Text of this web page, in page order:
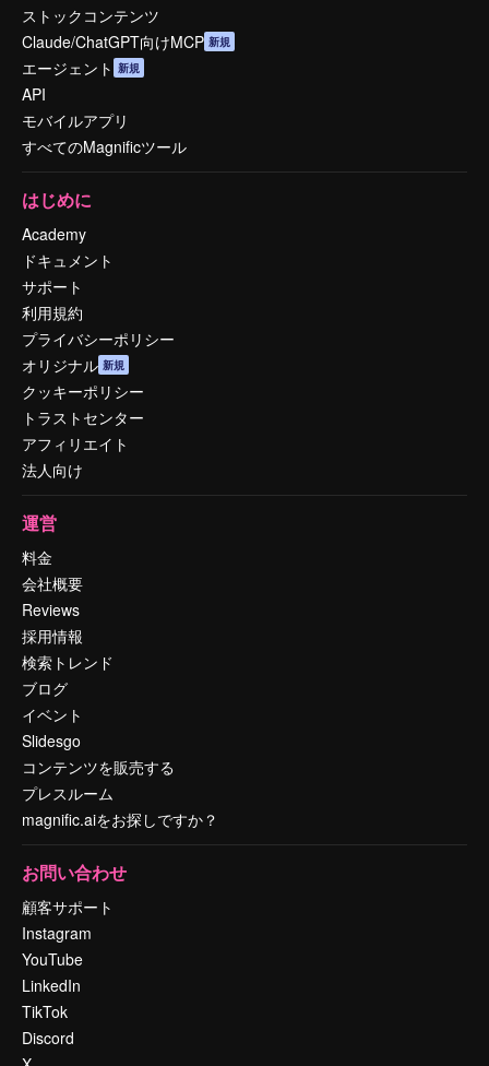
ストックコンテンツ
Claude/ChatGPT向けMCP 新規
エージェント 新規
API
モバイルアプリ
すべてのMagnificツール
はじめに
Academy
ドキュメント
サポート
利用規約
プライバシーポリシー
オリジナル 新規
クッキーポリシー
トラストセンター
アフィリエイト
法人向け
運営
料金
会社概要
Reviews
採用情報
検索トレンド
ブログ
イベント
Slidesgo
コンテンツを販売する
プレスルーム
magnific.aiをお探しですか？
お問い合わせ
顧客サポート
Instagram
YouTube
LinkedIn
TikTok
Discord